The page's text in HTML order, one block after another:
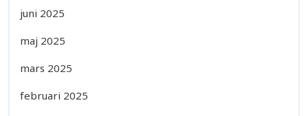
juni 2025
maj 2025
mars 2025
februari 2025